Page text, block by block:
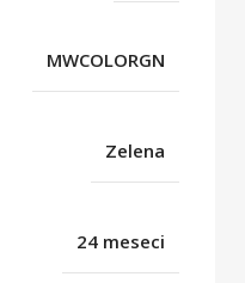
MWCOLORGN
Zelena
24 meseci